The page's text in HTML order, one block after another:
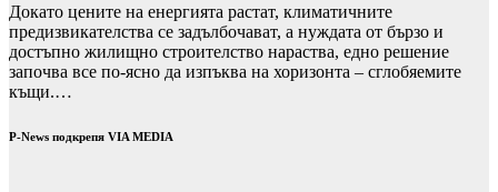
Докато цените на енергията растат, климатичните
предизвикателства се задълбочават, а нуждата от бързо и
достъпно жилищно строителство нараства, едно решение
започва все по-ясно да изпъква на хоризонта – сглобяемите
къщи.…
P-News подкрепя VIA MEDIA